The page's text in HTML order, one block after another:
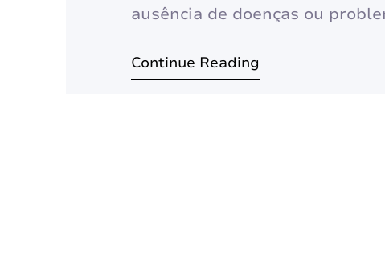
ausência de doenças ou
contínua, que exige
Continue Reading